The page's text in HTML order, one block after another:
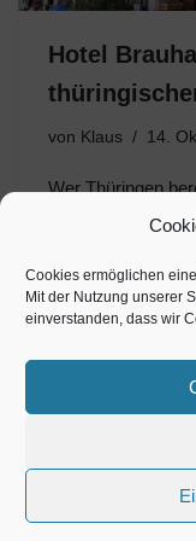
Cookies ermöglichen
Mit der Nutzung unserer
einverstanden, dass wir
Hotel
von Klaus 14.
Wer Thüringen
Mühlhausen
mittelalterlichen
ist ein Kleinod,
entdecken sind…